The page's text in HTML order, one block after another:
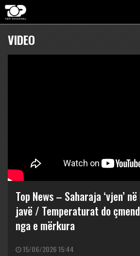
VIDEO
Top News – Saharaja ‘vjen’
javë / Temperaturat do
nga e mërkura
15/06/2026 15:44